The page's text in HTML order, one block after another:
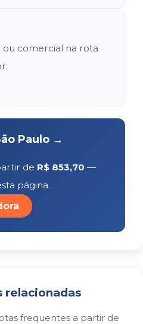
ou comercial na rota
Paulo →
de R$ 853,70 —
página.
relacionadas
frequentes a partir de